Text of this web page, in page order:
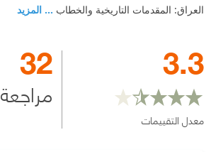
العراق: المقدمات التاريخية والخطاب ... المزيد
3.3
معدل التقييمات
32
مراجعة